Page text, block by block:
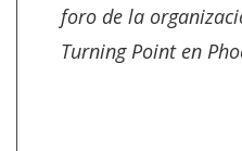
foro de la
Turning Point en